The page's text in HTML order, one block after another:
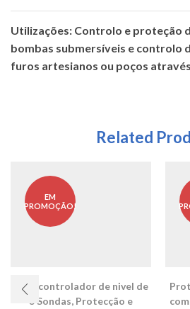
Utilizações: Controlo e proteção
bombas submersíveis e controlo
furos artesianos ou poços
Related
EM
PROMOÇÃO!
Com controlador de nivel de
3 Sondas, Protecção e